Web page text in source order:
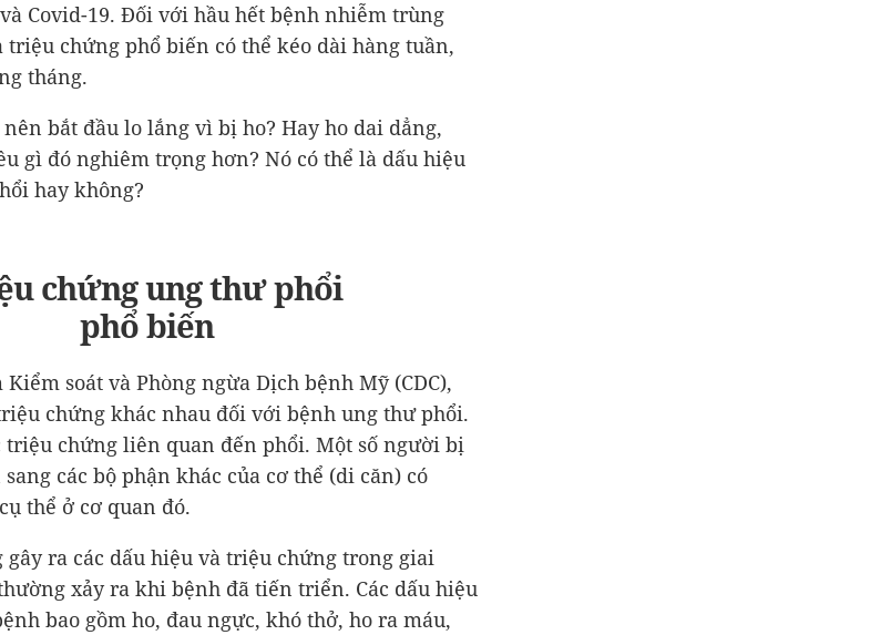
Covid-19. Đối với hầu hết bệnh nhiễm trùng
triệu chứng phổ biến có thể kéo dài hàng tuần,
tháng.
bắt đầu lo lắng vì bị ho? Hay ho dai dẳng,
gì đó nghiêm trọng hơn? Nó có thể là dấu hiệu
hay không?
chứng ung thư phổi
phổ biến
soát và Phòng ngừa Dịch bệnh Mỹ (CDC),
chứng khác nhau đối với bệnh ung thư phổi.
triệu chứng liên quan đến phổi. Một số người bị
các bộ phận khác của cơ thể (di căn) có
thể ở cơ quan đó.
ra các dấu hiệu và triệu chứng trong giai
xảy ra khi bệnh đã tiến triển. Các dấu hiệu
bao gồm ho, đau ngực, khó thở, ho ra máu,